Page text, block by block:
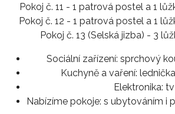
Pokoj č. 11 - 1 patrová postel a 1
Pokoj č. 12 - 1 patrová postel a 1
Pokoj č. 13 (Selská jizba) - 3
Sociální zařízení: sprchový
Kuchyně a vaření:
Elektronika: tv
Nabízíme pokoje: s ubytováním i